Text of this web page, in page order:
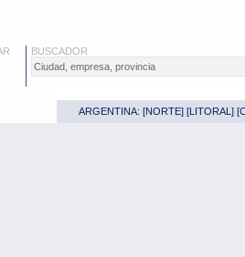
BUSCADOR
ARGENTINA: [NORTE] [LITORAL ] [